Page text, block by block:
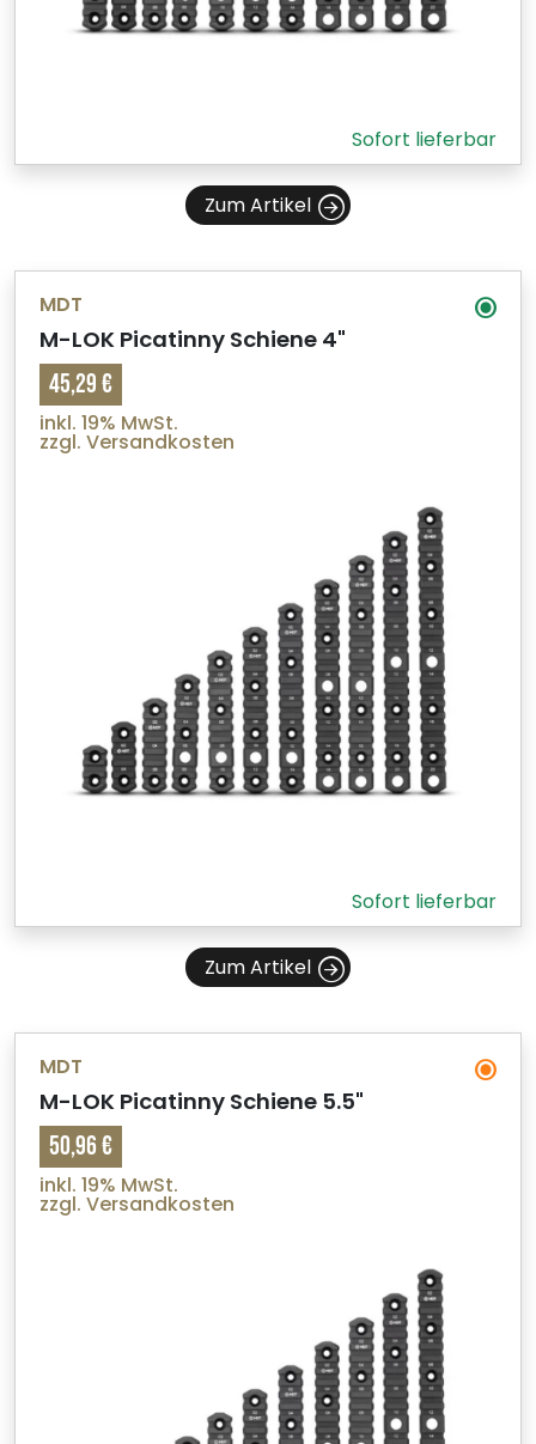
Sofort lieferbar
Zum Artikel
MDT
M-LOK Picatinny Schiene 4"
45,29 €
inkl. 19% MwSt.
zzgl. Versandkosten
Sofort lieferbar
Zum Artikel
MDT
M-LOK Picatinny Schiene 5.5"
50,96 €
inkl. 19% MwSt.
zzgl. Versandkosten